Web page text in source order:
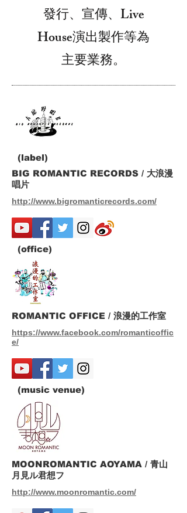
BIG ROMANTIC RECORDS / 大浪漫
唱片
http://www.bigromanticrecords.com/
ROMANTIC OFFICE / 浪漫的工作室
https://www.facebook.com/romanticoffic
e/
MOONROMANTIC AOYAMA / 青山
月見ル君想フ
http://www.moonromantic.com/
(label)
(office)
(music venue)
發行、宣傳、Live
House演出製作等為
主要業務。